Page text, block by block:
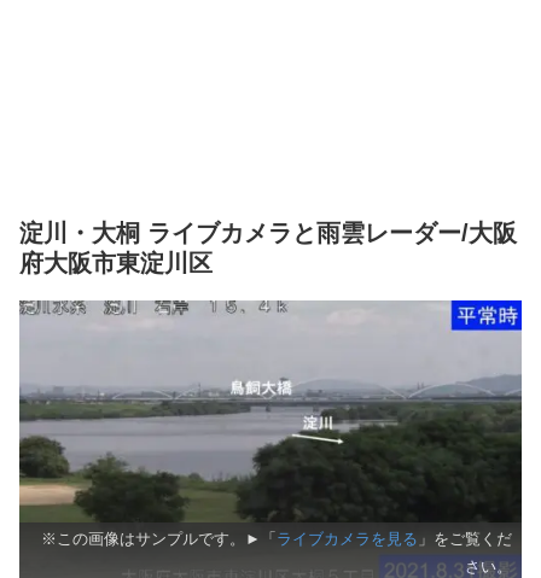
淀川・大桐 ライブカメラと雨雲レーダー/大阪
府大阪市東淀川区
※この画像はサンプルです。►「 ライブカメラを見る 」をご覧くだ
さい。